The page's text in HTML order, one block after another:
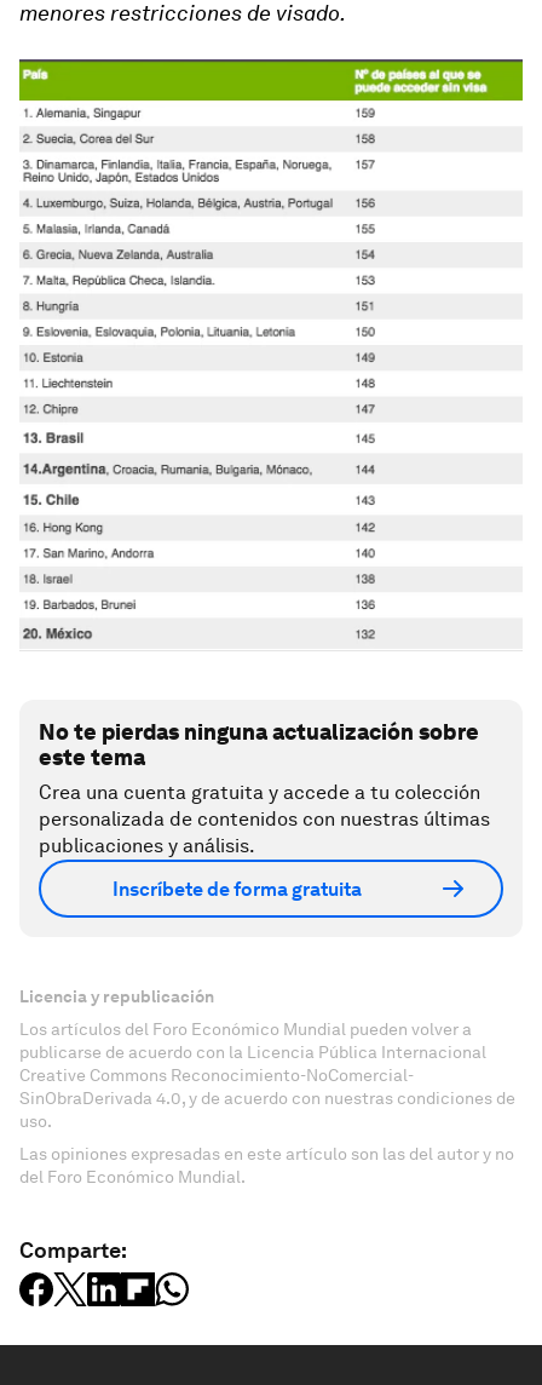
menores restricciones de visado.
No te pierdas ninguna actualización sobre
este tema
Crea una cuenta gratuita y accede a tu colección
personalizada de contenidos con nuestras últimas
publicaciones y análisis.
Inscríbete de forma gratuita
Licencia y republicación
Los artículos del Foro Económico Mundial pueden volver a
publicarse de acuerdo con la Licencia Pública Internacional
Creative Commons Reconocimiento-NoComercial-
SinObraDerivada 4.0, y de acuerdo con nuestras condiciones de
uso.
Las opiniones expresadas en este artículo son las del autor y no
del Foro Económico Mundial.
Comparte: